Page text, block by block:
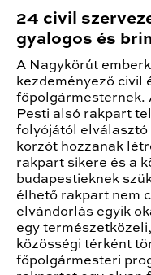
24 civil
gyalogos és
A Nagykörút
kezdeményező civil
főpolgármesternek.
Pesti alsó rakpart
folyójától elválasztó
korzót hozzanak
rakpart sikere és a
budapestieknek
élhető rakpart nem
elvándorlás egyik
egy
közösségi térként
főpolgármesteri